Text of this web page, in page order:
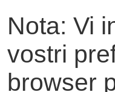
Nota: Vi
vostri
browser